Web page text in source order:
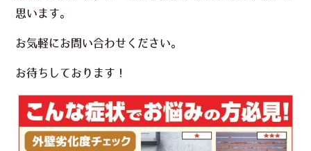
思います。
お気軽にお問い合わせください。
お待ちしております！